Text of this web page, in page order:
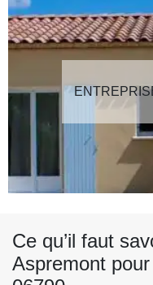
Ce qu’il faut
Aspremont